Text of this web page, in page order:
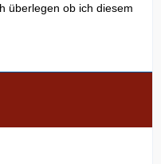
überlegen ob ich diesem